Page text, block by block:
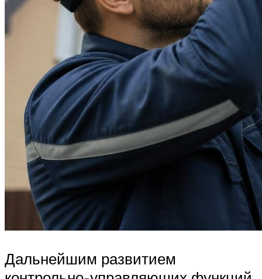
Дальнейшим развитием